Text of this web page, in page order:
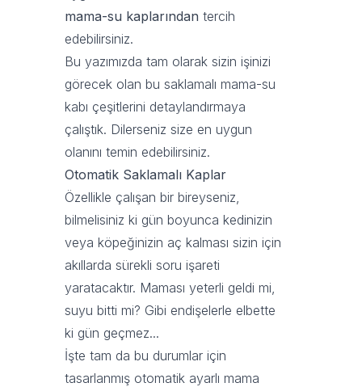
mama-su kaplarından tercih
edebilirsiniz.
Bu yazımızda tam olarak sizin işinizi
görecek olan bu saklamalı mama-su
kabı çeşitlerini detaylandırmaya
çalıştık. Dilerseniz size en uygun
olanını temin edebilirsiniz.
Otomatik Saklamalı Kaplar
Özellikle çalışan bir bireyseniz,
bilmelisiniz ki gün boyunca kedinizin
veya köpeğinizin aç kalması sizin için
akıllarda sürekli soru işareti
yaratacaktır. Maması yeterli geldi mi,
suyu bitti mi? Gibi endişelerle elbette
ki gün geçmez...
İşte tam da bu durumlar için
tasarlanmış otomatik ayarlı mama